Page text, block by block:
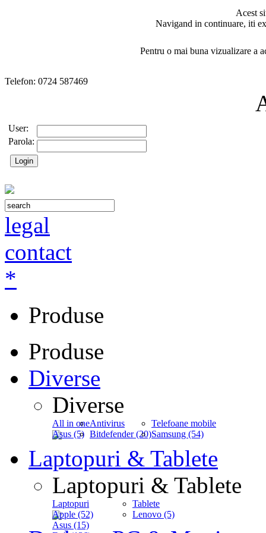
Acest
Navigand in continuare, iti
Pentru o mai buna vizualizare a
Telefon: 0724 587469
User:
Parola:
legal
contact
*
Produse
Produse
Diverse
Diverse
All in one
Asus (5)
Antivirus
Bitdefender (20)
Telefoane mobile
Samsung (54)
Laptopuri & Tablete
Laptopuri & Tablete
Laptopuri
Apple (52)
Asus (15)
Tablete
Lenovo (5)